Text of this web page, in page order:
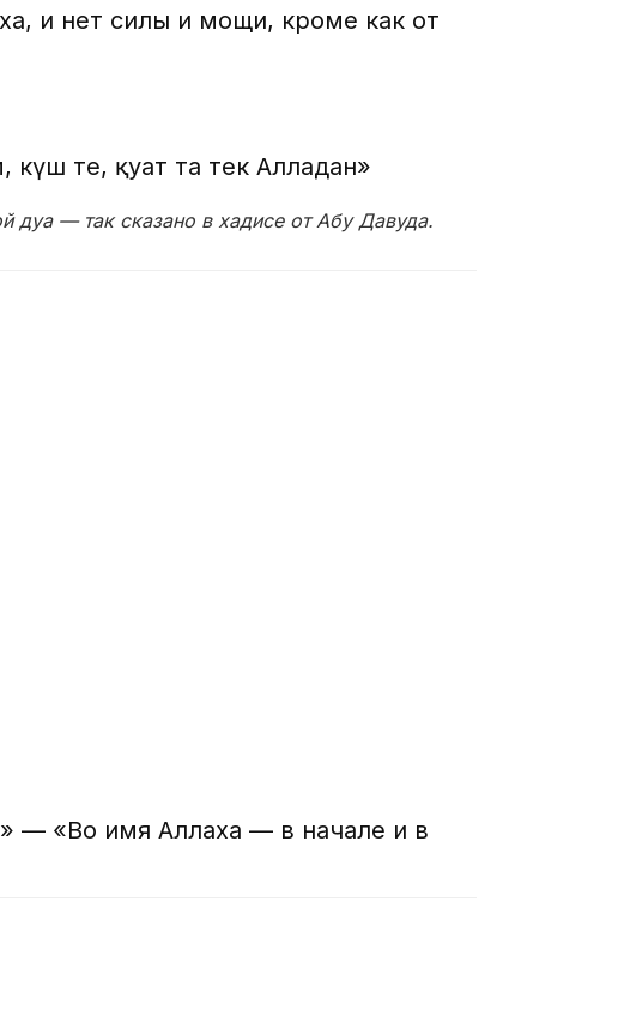
и нет силы и мощи, кроме как от
күш те, қуат та тек Алладан»
дуа — так сказано в хадисе от Абу Давуда.
— «Во имя Аллаха — в начале и в